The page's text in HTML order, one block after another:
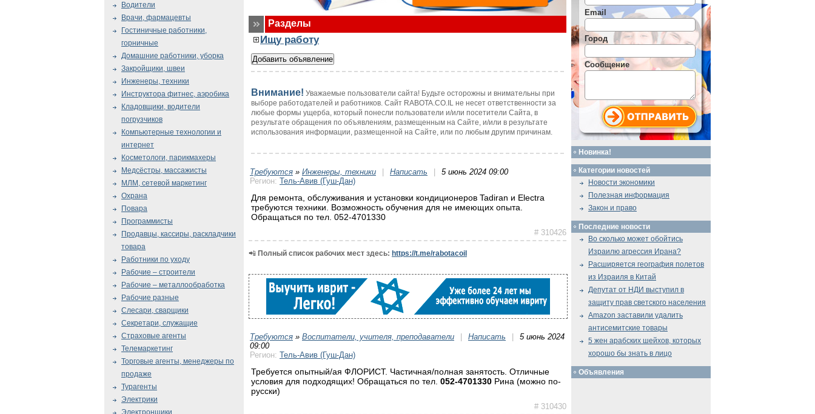
Разделы
Ищу работу
Внимание! Уважаемые пользователи сайта! Будьте осторожны и внимательны при
выборе работодателей и работников. Сайт RABOTA.CO.IL не несет ответственности за
любые формы ущерба, который понесли пользователи и/или посетители Сайта, в
результате обращения по объявлениям, размещенным на Сайте, и/или в результате
использования информации, размещенной на Сайте, или по любым другим причинам.
Требуются » Инженеры, техники | Написать |
5 июнь 2024 09:00
Регион: Тель-Авив (Гуш-Дан)
Для ремонта, обслуживания и установки кондиционеров Tadiran и Electra
требуются техники. Возможность обучения для не имеющих опыта.
Обращаться по тел. 052-4701330
# 310426
📲 Полный список рабочих мест здесь: https://t.me/rabotacoil
Требуются » Воспитатели, учителя, преподаватели | Написать |
5 июнь 2024
09:00
Регион: Тель-Авив (Гуш-Дан)
Требуется опытный/ая ФЛОРИСТ. Частичная/полная занятость. Отличные
условия для подходящих! Обращаться по тел. 052-4701330 Рина (можно по-
русски)
# 310430
Водители
Врачи, фармацевты
Гостиничные работники,
горничные
Домашние работники, уборка
Закройщики, швеи
Инженеры, техники
Инструктора фитнес, аэробика
Кладовщики, водители
погрузчиков
Компьютерные технологии и
интернет
Косметологи, парикмахеры
Медсёстры, массажисты
МЛМ, сетевой маркетинг
Охрана
Повара
Программисты
Продавцы, кассиры, раскладчики
товара
Работники по уходу
Рабочие – строители
Рабочие – металлообработка
Рабочие разные
Слесари, сварщики
Секретари, служащие
Страховые агенты
Телемаркетинг
Торговые агенты, менеджеры по
продаже
Турагенты
Электрики
Электронщики
Email
Город
Сообщение
Новинка!
Категории новостей
Новости экономики
Полезная информация
Закон и право
Последние новости
Во сколько может обойтись
Израилю агрессия Ирана?
Расширяется география полетов
из Израиля в Китай
Депутат от НДИ выступил в
защиту прав светского населения
Amazon заставили удалить
антисемитские товары
5 жен арабских шейхов, которых
хорошо бы знать в лицо
Объявления